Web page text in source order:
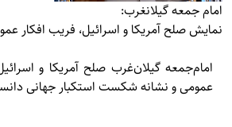
امام جمعه گیلانغرب:
نمایش صلح آمریکا و اسرائیل، فریب
امام‌جمعه گیلان‌غرب صلح آمریکا و
عمومی و نشانه شکست استکبار جهانی